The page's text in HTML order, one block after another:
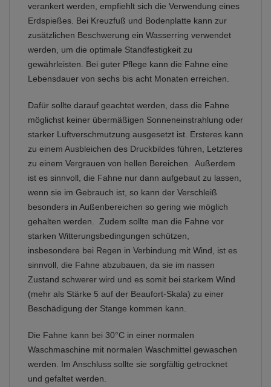
verankert werden, empfiehlt sich die Verwendung eines
Erdspießes. Bei Kreuzfuß und Bodenplatte kann zur
zusätzlichen Beschwerung ein Wasserring verwendet
werden, um die optimale Standfestigkeit zu
gewährleisten. Bei guter Pflege kann die Fahne eine
Lebensdauer von sechs bis acht Monaten erreichen.
Dafür sollte darauf geachtet werden, dass die Fahne
möglichst keiner übermäßigen Sonneneinstrahlung oder
starker Luftverschmutzung ausgesetzt ist. Ersteres kann
zu einem Ausbleichen des Druckbildes führen, Letzteres
zu einem Vergrauen von hellen Bereichen. Außerdem
ist es sinnvoll, die Fahne nur dann aufgebaut zu lassen,
wenn sie im Gebrauch ist, so kann der Verschleiß
besonders in Außenbereichen so gering wie möglich
gehalten werden. Zudem sollte man die Fahne vor
starken Witterungsbedingungen schützen,
insbesondere bei Regen in Verbindung mit Wind, ist es
sinnvoll, die Fahne abzubauen, da sie im nassen
Zustand schwerer wird und es somit bei starkem Wind
(mehr als Stärke 5 auf der Beaufort-Skala) zu einer
Beschädigung der Stange kommen kann.
Die Fahne kann bei 30°C in einer normalen
Waschmaschine mit normalen Waschmittel gewaschen
werden. Im Anschluss sollte sie sorgfältig getrocknet
und gefaltet werden.